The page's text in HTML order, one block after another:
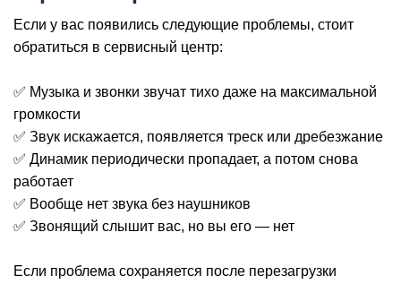
Если у вас появились следующие проблемы, стоит
обратиться в сервисный центр:
✅ Музыка и звонки звучат тихо даже на максимальной
громкости
✅ Звук искажается, появляется треск или дребезжание
✅ Динамик периодически пропадает, а потом снова
работает
✅ Вообще нет звука без наушников
✅ Звонящий слышит вас, но вы его — нет
Если проблема сохраняется после перезагрузки